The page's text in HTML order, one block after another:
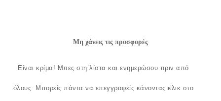
Μη χάνεις τις προσφορές
Είναι κρίμα! Μπες στη λίστα και ενημερώσου πριν από
όλους. Μπορείς πάντα να επεγγραφείς κάνοντας κλικ στο